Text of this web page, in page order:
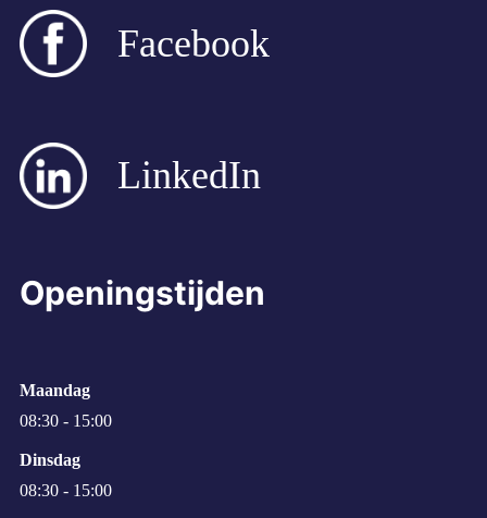
Facebook
LinkedIn
Openingstijden
Maandag
08:30 - 15:00
Dinsdag
08:30 - 15:00